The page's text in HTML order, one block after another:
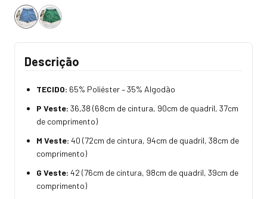
Descrição
TECIDO: 65% Poliéster – 35% Algodão
P Veste: 36,38 (68cm de cintura, 90cm de quadril, 37cm
de comprimento)
M Veste: 40 (72cm de cintura, 94cm de quadril, 38cm de
comprimento)
G Veste: 42 (76cm de cintura, 98cm de quadril, 39cm de
comprimento)